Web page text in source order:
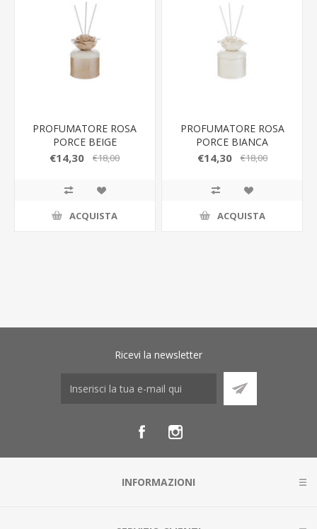
PROFUMATORE ROSA
PORCE BEIGE
8,5x8,5xh.11,5CM
€14,30 €18,00
ACQUISTA
PROFUMATORE ROSA
PORCE BIANCA
8,5x8,5xh.11,5CM
€14,30 €18,00
ACQUISTA
Ricevi la newsletter
INFORMAZIONI